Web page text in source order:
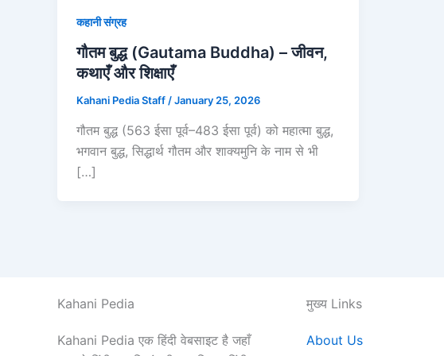
कहानी संग्रह
गौतम बुद्ध (Gautama Buddha) – जीवन,
कथाएँ और शिक्षाएँ
Kahani Pedia Staff/January 25, 2026
गौतम बुद्ध (563 ईसा पूर्व–483 ईसा पूर्व) को महात्मा बुद्ध,
भगवान बुद्ध, सिद्धार्थ गौतम और शाक्यमुनि के नाम से भी
[…]
Kahani Pedia
Kahani Pedia एक हिंदी वेबसाइट है जहाँ
मुख्य Links
About Us